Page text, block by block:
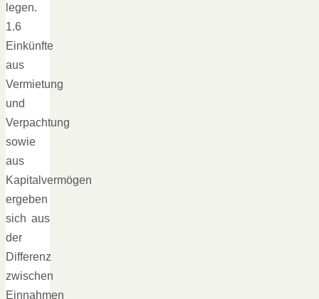
legen.
1.6
Einkünfte
aus
Vermietung
und
Verpachtung
sowie
aus
Kapitalvermögen
ergeben
sich aus
der
Differenz
zwischen
Einnahmen